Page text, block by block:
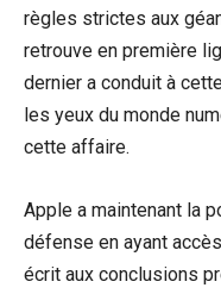
règles strictes aux
retrouve en première
dernier a conduit à
les yeux du monde
cette affaire.
Apple a maintenant la
défense en ayant
écrit aux conclusions